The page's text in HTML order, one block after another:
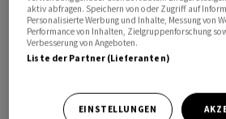
unsicher, bombardiert und
Bevölkerung getötet wird»,
israelischen Ortschaften nicht sicher
aktiv abfragen. Speichern von oder Zugriff auf
Personalisierte Werbung und Inhalte, Messung von
Performance von Inhalten, Zielgruppenforschung
Verbesserung von Angeboten.
Liste der Partner (Lieferanten)
EINSTELLUNGEN